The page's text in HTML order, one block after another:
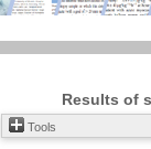
Results of
Tools